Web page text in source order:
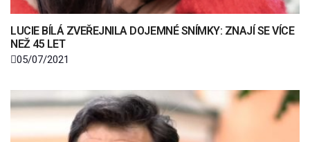
LUCIE BÍLÁ ZVEŘEJNILA DOJEMNÉ SNÍMKY: ZNAJÍ SE VÍCE
NEŽ 45 LET
05/07/2021